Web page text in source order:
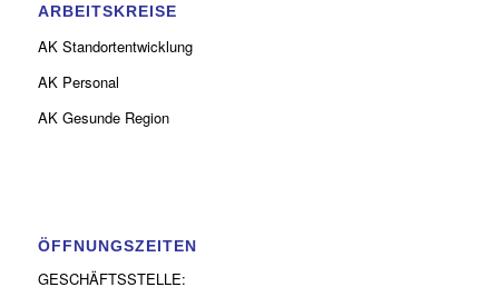
ARBEITSKREISE
AK Standortentwicklung
AK Personal
AK Gesunde Region
ÖFFNUNGSZEITEN
GESCHÄFTSSTELLE: